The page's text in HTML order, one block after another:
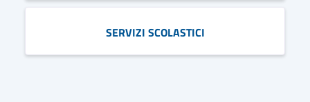
SERVIZI SCOLASTICI